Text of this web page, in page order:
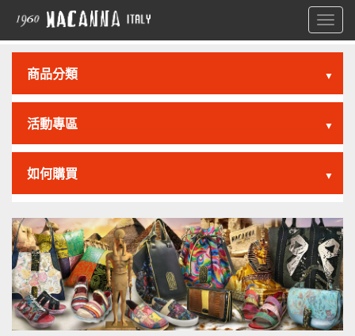
商品分類 ▼
活動專區 ▼
如何購買 ▼